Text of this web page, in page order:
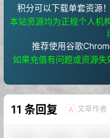
积分可以下载单套资源
本站资源均为正规个人机
推荐使用谷歌
如果充值有问题或资源失
11 条回复 A 文章作者